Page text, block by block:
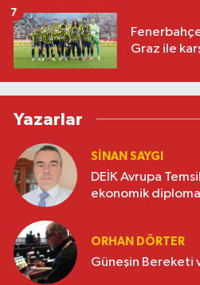
Graz ile
7
Yazarlar
SINAN SAYGI
DEİK Avrupa
ekonomik
ORHAN DÖRTER
Güneşin Bereketi